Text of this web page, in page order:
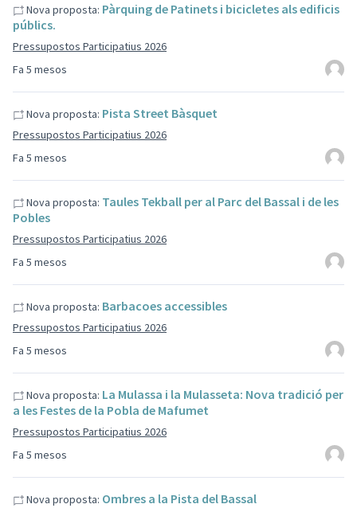
Fa 5 mesos
Nova proposta: Pàrquing de Patinets i bicicletes als edificis
públics.
Pressupostos Participatius 2026
Fa 5 mesos
Nova proposta: Pista Street Bàsquet
Pressupostos Participatius 2026
Fa 5 mesos
Nova proposta: Taules Tekball per al Parc del Bassal i de les
Pobles
Pressupostos Participatius 2026
Fa 5 mesos
Nova proposta: Barbacoes accessibles
Pressupostos Participatius 2026
Fa 5 mesos
Nova proposta: La Mulassa i la Mulasseta: Nova tradició per
a les Festes de la Pobla de Mafumet
Pressupostos Participatius 2026
Nova proposta: Ombres a la Pista del Bassal